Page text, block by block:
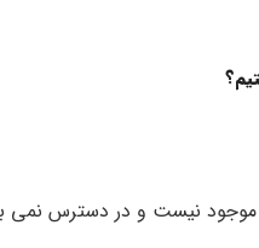
موجود نیست و در دسترس نمی